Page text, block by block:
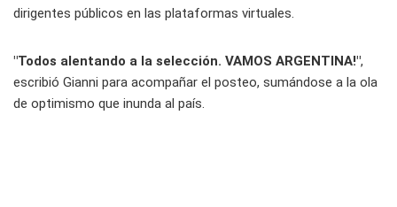
dirigentes públicos en las plataformas virtuales.
"Todos alentando a la selección. VAMOS ARGENTINA!",
escribió Gianni para acompañar el posteo, sumándose a la ola
de optimismo que inunda al país.